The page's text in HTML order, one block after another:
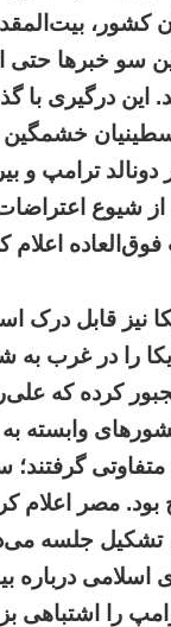
آن کشور،
سو خبرها حتی
این درگیری
خشمگین
ترامپ و
از شیوع
اعلام
نیز قابل
را در غرب
کرده که
وابسته
متفاوتی
مصر اعلام
تشکیل جلسه
اسلامی درباره
را اشتباهی